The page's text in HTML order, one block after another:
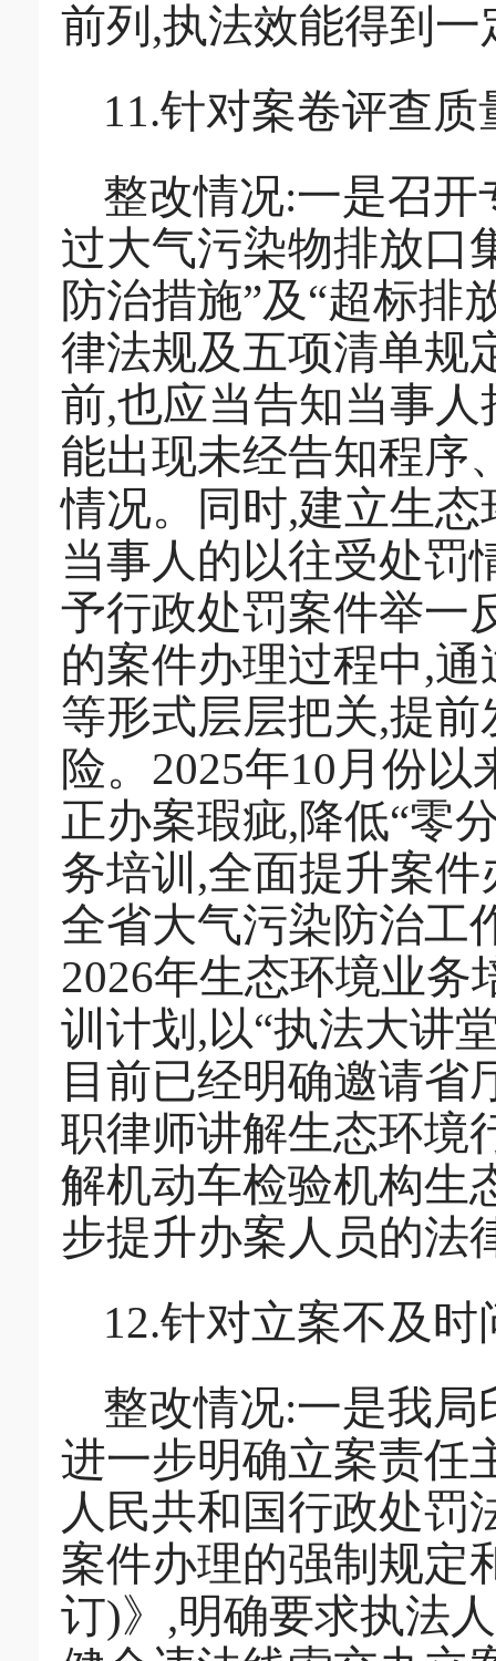
前列,执法效能得到一
11.针对案卷评查
整改情况:一是召开
过大气污染物排放口
防治措施”及“超标排
律法规及五项清单规
前,也应当告知当事
能出现未经告知程序
情况。同时,建立生
当事人的以往受处罚
予行政处罚案件举一
的案件办理过程中,
等形式层层把关,提
险。2025年10月份
正办案瑕疵,降低“零
务培训,全面提升案
全省大气污染防治工
2026年生态环境业务
训计划,以“执法大讲
目前已经明确邀请省
职律师讲解生态环境
解机动车检验机构生
步提升办案人员的法
12.针对立案不及时
整改情况:一是我
进一步明确立案责任
人民共和国行政处罚
案件办理的强制规定
订)》,明确要求执法